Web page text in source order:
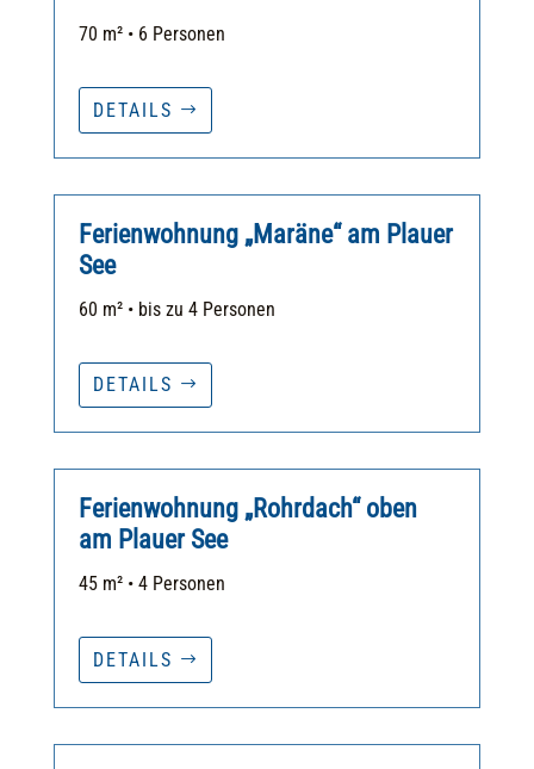
70 m² • 6 Personen
DETAILS
Ferienwohnung „Maräne“ am Plauer
See
60 m² • bis zu 4 Personen
DETAILS
Ferienwohnung „Rohrdach“ oben
am Plauer See
45 m² • 4 Personen
DETAILS